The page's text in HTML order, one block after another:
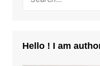
Hello ! I am